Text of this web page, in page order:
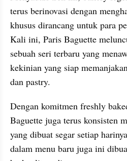
terus berinovasi dengan
khusus dirancang untuk para
Kali ini, Paris Baguette
sebuah seri terbaru yang
kekinian yang siap
dan pastry.
Dengan komitmen freshly
Baguette juga terus konsisten
yang dibuat segar setiap
dalam menu baru juga ini